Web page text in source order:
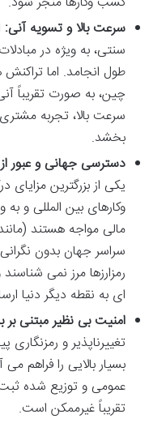
سرعت بالا و تسویه آنی:
سنتی، به ویژه در
طول انجامد. اما
چین، به صورت تقریباً
سرعت بالا، تجربه
بخشد.
دسترسی جهانی و عبور
یکی از بزرگترین
وکارهای بین المللی و
مالی مواجه هستند
سراسر جهان بدون
رمزارزها مرز نمی
ای به نقطه دیگر دنیا
امنیت بی نظیر مبتنی
تغییرناپذیر و
بسیار بالایی را فراهم
عمومی و توزیع شده
تقریباً غیرممکن است.